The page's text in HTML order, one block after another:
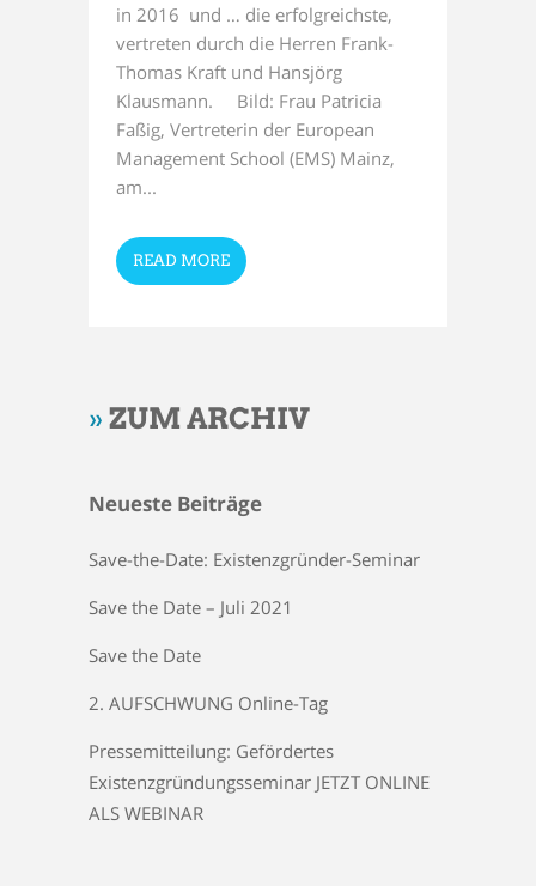
in 2016 und … die erfolgreichste,
vertreten durch die Herren Frank-
Thomas Kraft und Hansjörg
Klausmann. Bild: Frau Patricia
Faßig, Vertreterin der European
Management School (EMS) Mainz,
am...
READ MORE
» ZUM ARCHIV
Neueste Beiträge
Save-the-Date: Existenzgründer-Seminar
Save the Date – Juli 2021
Save the Date
2. AUFSCHWUNG Online-Tag
Pressemitteilung: Gefördertes
Existenzgründungsseminar JETZT ONLINE
ALS WEBINAR